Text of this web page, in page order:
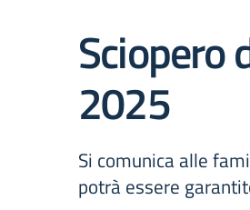
Sciopero
2025
Si comunica alle
potrà essere